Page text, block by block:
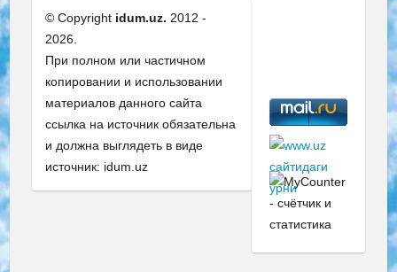
© Copyright idum.uz. 2012 -
2026.
При полном или частичном
копировании и использовании
материалов данного сайта
ссылка на источник обязательна
и должна выглядеть в виде
источник: idum.uz